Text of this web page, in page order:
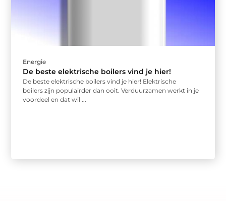
Energie
De beste elektrische boilers vind je hier!
De beste elektrische boilers vind je hier! Elektrische
boilers zijn populairder dan ooit. Verduurzamen werkt in je
voordeel en dat wil ...